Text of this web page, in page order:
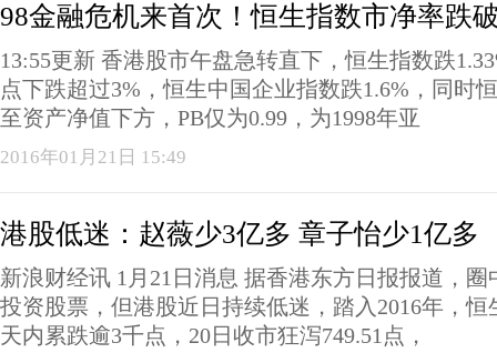
98金融危机来首次！恒生指数市净率跌
13:55更新 香港股市午盘急转直下，恒生指数跌
点下跌超过3%，恒生中国企业指数跌1.6%，同时
至资产净值下方，PB仅为0.99，为1998年亚
2016年01月21日 15:49
港股低迷：赵薇少3亿多 章子怡少1亿多
新浪财经讯 1月21日消息 据香港东方日报报道，
投资股票，但港股近日持续低迷，踏入2016年，恒
天内累跌逾3千点，20日收市狂泻749.51点，